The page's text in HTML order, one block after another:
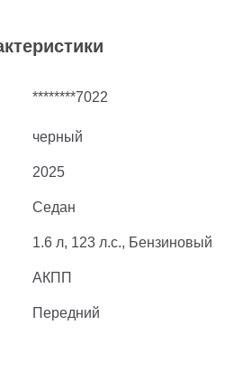
********7022
черный
2025
Седан
1.6 л, 123 л.с., Бензиновый
АКПП
Передний